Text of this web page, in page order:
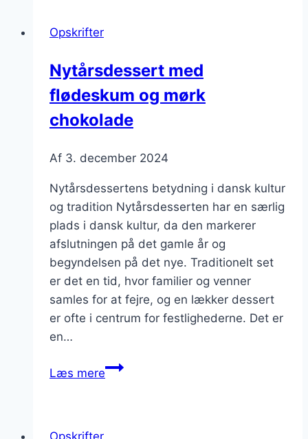
Opskrifter
Nytårsdessert med
flødeskum og mørk
chokolade
Af 3. december 2024
Nytårsdessertens betydning i dansk kultur
og tradition Nytårsdesserten har en særlig
plads i dansk kultur, da den markerer
afslutningen på det gamle år og
begyndelsen på det nye. Traditionelt set
er det en tid, hvor familier og venner
samles for at fejre, og en lækker dessert
er ofte i centrum for festlighederne. Det er
en…
Læs mereNytårsdessert